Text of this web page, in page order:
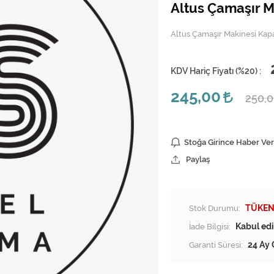
Altus Çamaşır
Altus Çamaşır Makinesi
KDV Hariç Fiyatı (%20) :
245,00
Stoğa Girince Haber Ver
Paylaş
Stok Durumu:
İade Bilgisi:
Garanti Süresi: 24 Ay